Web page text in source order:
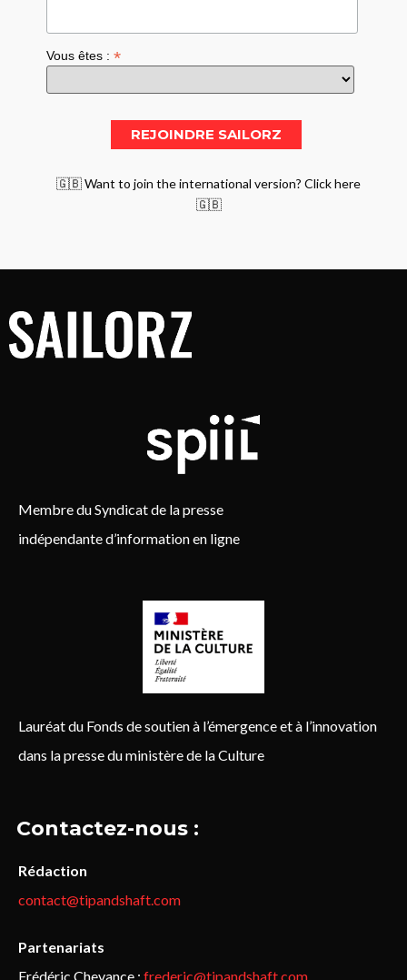
Vous êtes :*
🇬🇧 Want to join the international version? Click here
🇬🇧
Membre du Syndicat de la presse
indépendante d’information en ligne
Lauréat du Fonds de soutien à l’émergence et à l’innovation
dans la presse du ministère de la Culture
Contactez-nous :
Rédaction
contact@tipandshaft.com
Partenariats
Frédéric Chevance : frederic@tipandshaft.com